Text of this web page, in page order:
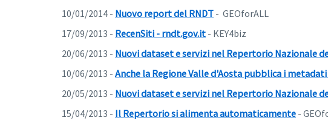
10/01/2014 - Nuovo report del RNDT - GEOforALL
17/09/2013 - RecenSiti - rndt.gov.it - KEY4biz
20/06/2013 - Nuovi dataset e servizi nel Repertorio Nazionale
10/06/2013 - Anche la Regione Valle d'Aosta pubblica i
20/05/2013 - Nuovi dataset e servizi nel Repertorio Nazionale
15/04/2013 - Il Repertorio si alimenta automaticamente -